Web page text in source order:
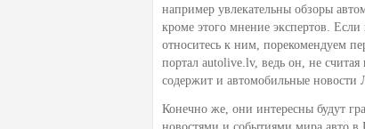
например увлекательны обзоры
кроме этого мнение экспертов.
относитесь к ним, порекомендуем
портал autolive.lv, ведь он, не считая
содержит и автомобильные новости
Конечно же, они интересны будут